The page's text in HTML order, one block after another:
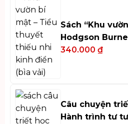
Sách “Khu
Hodgson
340.000 ₫
Câu chuyện
Hành trình tư